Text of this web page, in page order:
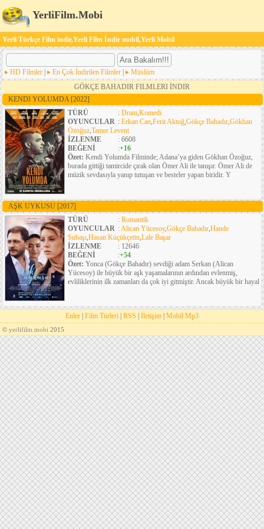
YerliFilm.Mobi
Yerli Türkçe Film indir,Yerli Film İndir mobil,Yerli Mobil
HD Filmler En Çok İndirilen Filmler
Müslüm
GÖKÇE BAHADIR FILMLERI İNDIR
KENDI YOLUMDA [2022]
TÜRÜ
: Dram,Komedi
OYUNCULAR : Erkan Can,Ferit Aktuğ,Gökçe Bahadır,Gökhan
Özoğuz,Tamer Levent
İZLENME
: 6608
BEĞENİ
:+16
Özet: Kendi Yolumda Filminde; Adana’ya giden Gökhan Özoğuz,
burada gittiği tamircide çırak olan Ömer Ali ile tanışır. Ömer Ali de
müzik sevdasıyla yanıp tutuşan ve besteler yapan biridir. Y
AŞK UYKUSU [2017]
TÜRÜ
: Romantik
OYUNCULAR :Alican Yücesoy,Gökçe Bahadır,Hande
Subaşı,Hasan Küçükçetin,Lale Başar
İZLENME
: 12646
BEĞENİ
:+54
Özet: Yonca (Gökçe Bahadır) sevdiği adam Serkan (Alican
Yücesoy) ile büyük bir aşk yaşamalarının ardından evlenmiş,
evliliklerinin ilk zamanları da çok iyi gitmiştir. Ancak büyük bir hayal
Enler Film Türleri RSS İletişim Mobil Mp3
© yerlifilm.mobi 2015